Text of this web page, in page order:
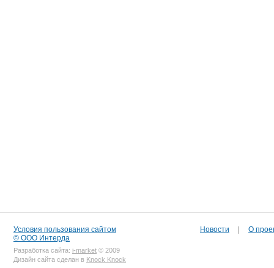
Условия пользования сайтом
© ООО Интерда
Разработка сайта: i-market © 2009
Дизайн сайта сделан в Knock Knock
Новости О